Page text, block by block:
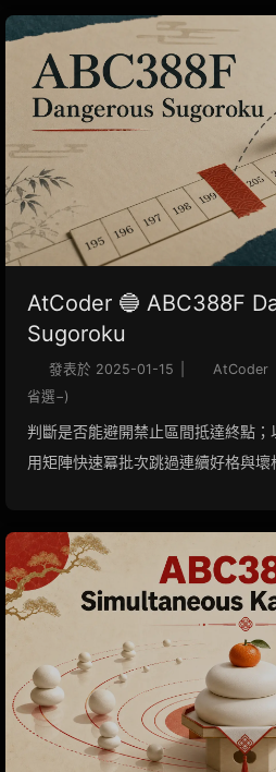
AtCoder 🔵 ABC388F
Sugoroku
發表於 2025-01-15 AtCoder
省選−)
判斷是否能避開禁止區間抵達終點
用矩陣快速冪批次跳過連續好格與壞